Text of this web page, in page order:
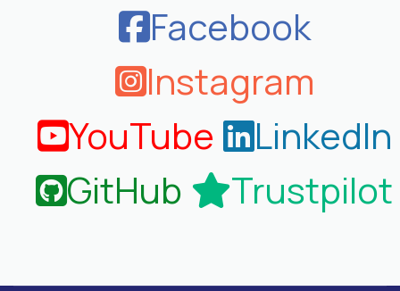
Facebook
Instagram
YouTube
LinkedIn
GitHub
Trustpilot